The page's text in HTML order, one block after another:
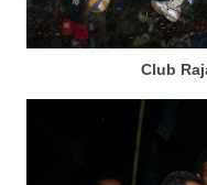
Club